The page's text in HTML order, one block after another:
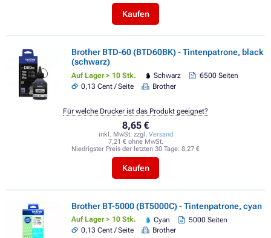
Kaufen
Brother BTD-60 (BTD60BK) - Tintenpatrone, black
(schwarz)
Auf Lager > 10 Stk. Schwarz
6500 Seiten
0,13 Cent / Seite
Brother
8,65 €
inkl. MwSt. zzgl. Versand
7,21 € ohne MwSt.
Niedrigster Preis der letzten 30 Tage: 8,27 €
Kaufen
Für welche Drucker ist das Produkt geeignet?
Brother BT-5000 (BT5000C) - Tintenpatrone, cyan
Auf Lager > 10 Stk. Cyan
5000 Seiten
0,13 Cent / Seite
Brother